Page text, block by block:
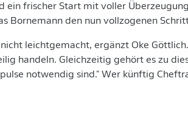
ein frischer Start mit voller
Bornemann den nun vollzogenen
leichtgemacht, ergänzt Oke
handeln. Gleichzeitig gehört es zu
notwendig sind." Wer künftig